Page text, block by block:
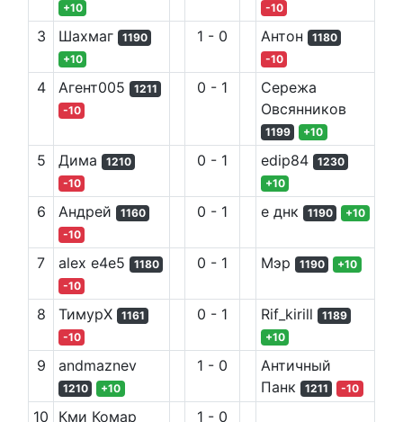
+10
-10
3 Шахмаг
1190
+10
1 - 0 Антон
1180
-10
4 Агент005
1211
-10
0 - 1
Сережа
Овсянников
1199 +10
5 Дима
1210
-10
0 - 1 edip84
1230
+10
6 Андрей
1160
-10
0 - 1 е днк 1190 +10
7 alex e4e5
1180
-10
0 - 1 Мэр 1190 +10
8 ТимурХ
1161
-10
0 - 1 Rif_kirill
1189
+10
9 andmaznev
1210 +10
1 - 0
Античный
Панк
1211 -10
10 Кми Комар 1 - 0